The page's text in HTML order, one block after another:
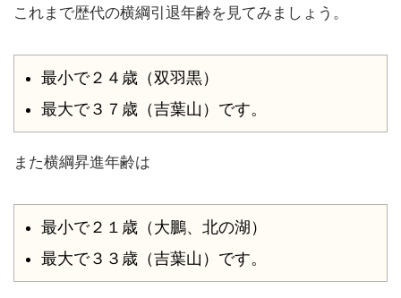
これまで歴代の横綱引退年齢を見てみましょう。
最小で２４歳（双羽黒）
最大で３７歳（吉葉山）です。
また横綱昇進年齢は
最小で２１歳（大鵬、北の湖）
最大で３３歳（吉葉山）です。